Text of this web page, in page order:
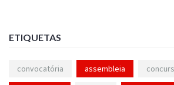
ETIQUETAS
convocatória assembleia